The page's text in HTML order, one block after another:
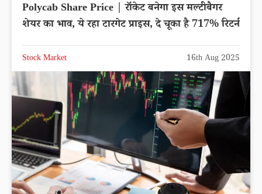
Polycab Share Price | रॉकेट बनेगा इस मल्टीबैगर
शेयर का भाव, ये रहा टारगेट प्राइस, दे चूका है 717% रिटर्न
Stock Market 16th Aug 2025